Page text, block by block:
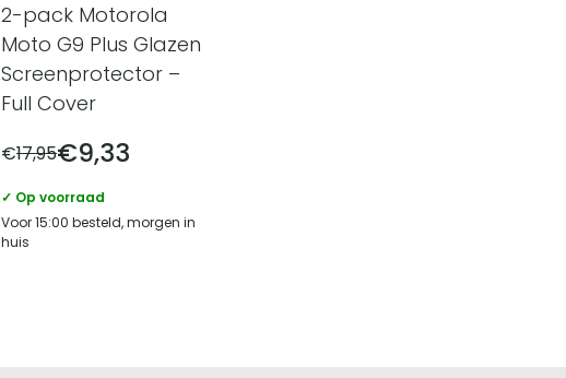
2-pack Motorola
Moto G9 Plus Glazen
Screenprotector –
Full Cover
€17,95€9,33
✓ Op voorraad
Voor 15:00 besteld, morgen in
huis